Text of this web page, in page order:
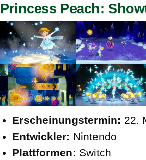
Princess Peach:
Erscheinungstermin: 22.
Entwickler: Nintendo
Plattformen: Switch